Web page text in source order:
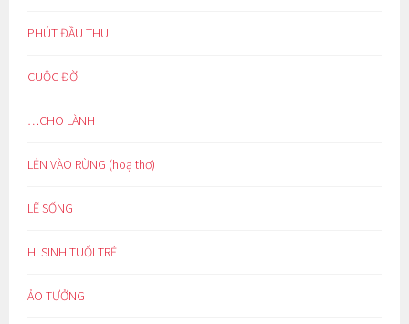
PHÚT ĐẦU THU
CUỘC ĐỜI
…CHO LÀNH
LẺN VÀO RỪNG (hoạ thơ)
LẼ SỐNG
HI SINH TUỔI TRẺ
ẢO TƯỞNG